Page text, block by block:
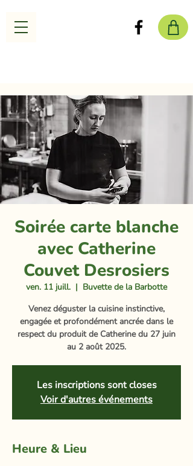
Soirée carte blanche
avec Catherine
Couvet Desrosiers
ven. 11 juill.
  |
Buvette de la Barbotte
Venez déguster la cuisine instinctive,
engagée et profondément ancrée dans le
respect du produit de Catherine du 27 juin
au 2 août 2025.
Les inscriptions sont closes
Voir d'autres événements
Heure & Lieu